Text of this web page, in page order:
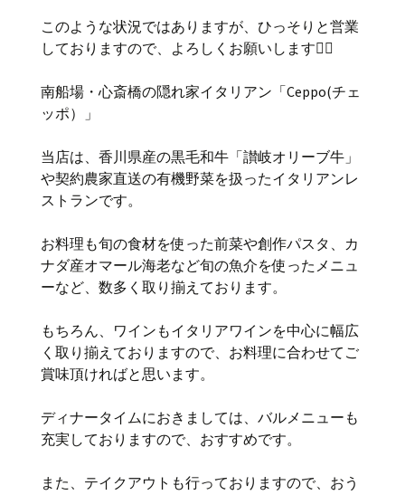
このような状況ではありますが、ひっそりと営業
しておりますので、よろしくお願いします🙇‍♂️
南船場・心斎橋の隠れ家イタリアン「Ceppo(チェ
ッポ）」
当店は、香川県産の黒毛和牛「讃岐オリーブ牛」
や契約農家直送の有機野菜を扱ったイタリアンレ
ストランです。
お料理も旬の食材を使った前菜や創作パスタ、カ
ナダ産オマール海老など旬の魚介を使ったメニュ
ーなど、数多く取り揃えております。
もちろん、ワインもイタリアワインを中心に幅広
く取り揃えておりますので、お料理に合わせてご
賞味頂ければと思います。
ディナータイムにおきましては、バルメニューも
充実しておりますので、おすすめです。
また、テイクアウトも行っておりますので、おう